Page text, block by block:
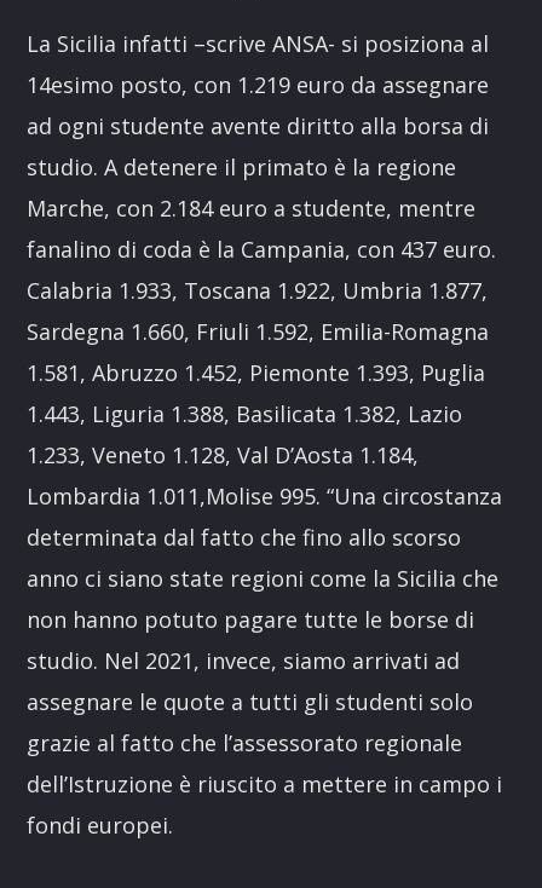
La Sicilia infatti –scrive ANSA- si posiziona al
14esimo posto, con 1.219 euro da assegnare
ad ogni studente avente diritto alla borsa di
studio. A detenere il primato è la regione
Marche, con 2.184 euro a studente, mentre
fanalino di coda è la Campania, con 437 euro.
Calabria 1.933, Toscana 1.922, Umbria 1.877,
Sardegna 1.660, Friuli 1.592, Emilia-Romagna
1.581, Abruzzo 1.452, Piemonte 1.393, Puglia
1.443, Liguria 1.388, Basilicata 1.382, Lazio
1.233, Veneto 1.128, Val D’Aosta 1.184,
Lombardia 1.011,Molise 995. “Una circostanza
determinata dal fatto che fino allo scorso
anno ci siano state regioni come la Sicilia che
non hanno potuto pagare tutte le borse di
studio. Nel 2021, invece, siamo arrivati ad
assegnare le quote a tutti gli studenti solo
grazie al fatto che l’assessorato regionale
dell’Istruzione è riuscito a mettere in campo i
fondi europei.